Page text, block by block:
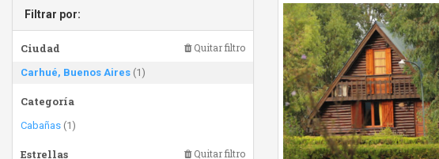
Filtrar por:
Ciudad Quitar filtro
Carhué, Buenos Aires (1)
Categoría
Cabañas (1)
Estrellas Quitar filtro